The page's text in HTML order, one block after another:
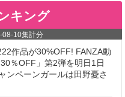
キング
08-10集計分
作品が30%OFF! FANZA動
％OFF」第2弾を明日1日
ンペーンガールは田野憂さ